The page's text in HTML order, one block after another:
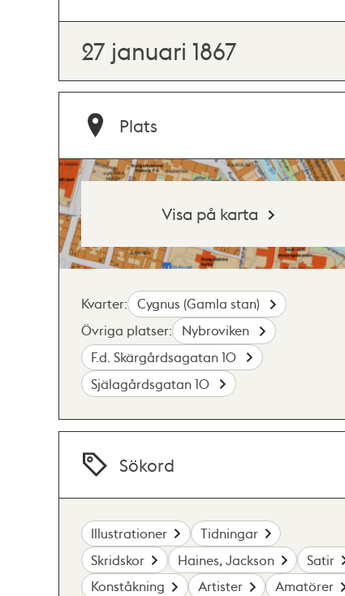
27 januari 1867
Plats
Visa på karta
Kvarter:
Cygnus (Gamla stan)
Övriga platser:
Nybroviken
F.d. Skärgårdsagatan 10
Själagårdsgatan 10
Sökord
Illustrationer
Tidningar
Skridskor
Haines, Jackson
Satir
Konståkning
Artister
Amatörer